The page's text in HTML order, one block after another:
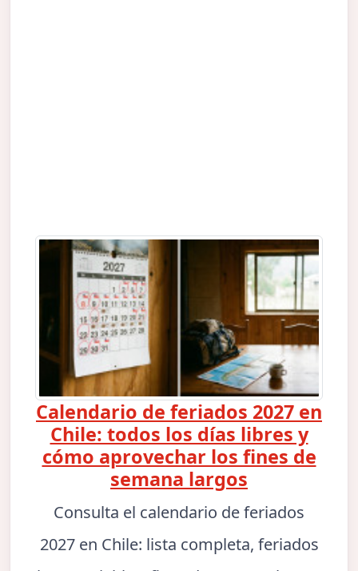
Calendario de feriados 2027 en
Chile: todos los días libres y
cómo aprovechar los fines de
semana largos
Consulta el calendario de feriados
2027 en Chile: lista completa, feriados